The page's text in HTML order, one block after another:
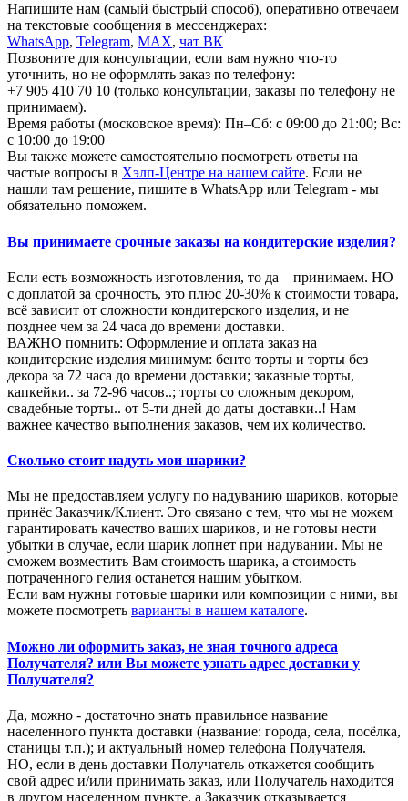
Напишите нам (самый быстрый способ), оперативно отвечаем
на текстовые сообщения в мессенджерах:
WhatsApp, Telegram, МАХ, чат ВК
Позвоните для консультации, если вам нужно что-то
уточнить, но не оформлять заказ по телефону:
+7 905 410 70 10 (только консультации, заказы по телефону не
принимаем).
Время работы (московское время): Пн–Сб: с 09:00 до 21:00; Вс:
с 10:00 до 19:00
Вы также можете самостоятельно посмотреть ответы на
частые вопросы в Хэлп-Центре на нашем сайте. Если не
нашли там решение, пишите в WhatsApp или Telegram - мы
обязательно поможем.
Вы принимаете срочные заказы на кондитерские изделия?
Если есть возможность изготовления, то да – принимаем. НО
с доплатой за срочность, это плюс 20-30% к стоимости товара,
всё зависит от сложности кондитерского изделия, и не
позднее чем за 24 часа до времени доставки.
ВАЖНО помнить: Оформление и оплата заказ на
кондитерские изделия минимум: бенто торты и торты без
декора за 72 часа до времени доставки; заказные торты,
капкейки.. за 72-96 часов..; торты со сложным декором,
свадебные торты.. от 5-ти дней до даты доставки..! Нам
важнее качество выполнения заказов, чем их количество.
Сколько стоит надуть мои шарики?
Мы не предоставляем услугу по надуванию шариков, которые
принёс Заказчик/Клиент. Это связано с тем, что мы не можем
гарантировать качество ваших шариков, и не готовы нести
убытки в случае, если шарик лопнет при надувании. Мы не
сможем возместить Вам стоимость шарика, а стоимость
потраченного гелия останется нашим убытком.
Если вам нужны готовые шарики или композиции с ними, вы
можете посмотреть варианты в нашем каталоге.
Можно ли оформить заказ, не зная точного адреса
Получателя? или Вы можете узнать адрес доставки у
Получателя?
Да, можно - достаточно знать правильное название
населенного пункта доставки (название: города, села, посёлка,
станицы т.п.); и актуальный номер телефона Получателя.
НО, если в день доставки Получатель откажется сообщить
свой адрес и/или принимать заказ, или Получатель находится
в другом населенном пункте, а Заказчик отказывается